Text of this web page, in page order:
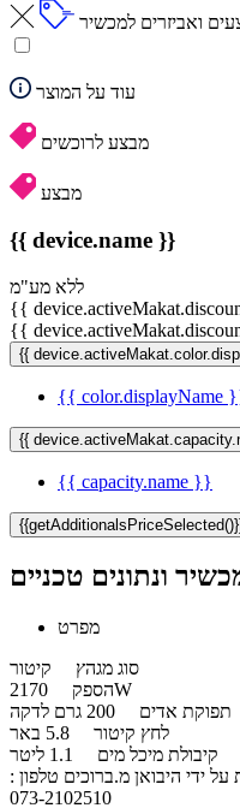
ואביזרים למכשיר
עוד על המוצר
מבצע לרוכשים
מבצע
{{ device.name }}
ללא מע"מ
{{
{{
{{
{{ color.displayName
{{
{{ capacity.name }}
ונתונים טכניים
מפרט
סוג מגהץ קיטור
הספק2170W
תפוקת אדים
לחץ קיטור
קיבולת מיכל מים
ידי היבואן מ.ברוכים טלפון :
073-2102510